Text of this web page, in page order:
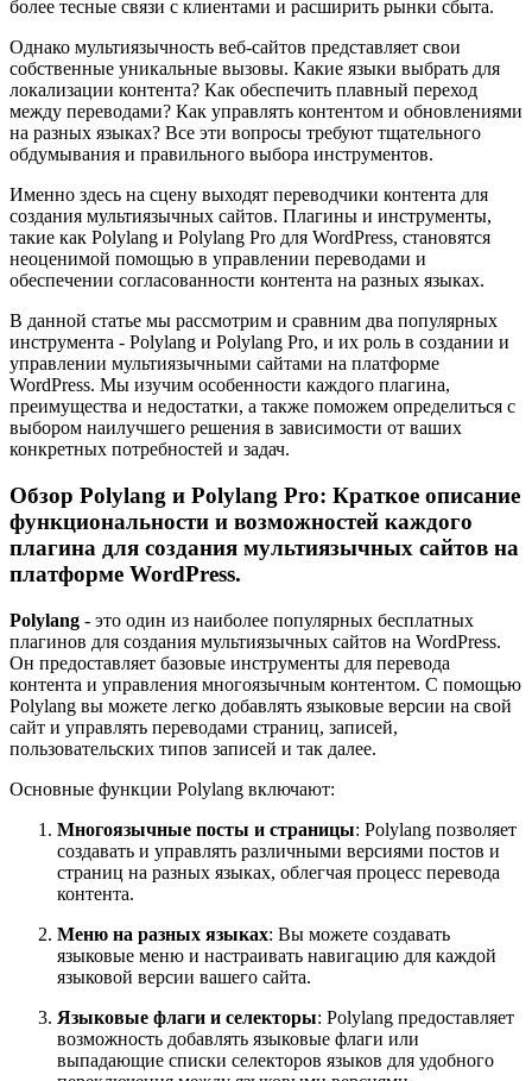
более тесные связи с клиентами и расширить рынки сбыта.
Однако мультиязычность веб-сайтов представляет свои
собственные уникальные вызовы. Какие языки выбрать для
локализации контента? Как обеспечить плавный переход
между переводами? Как управлять контентом и обновлениями
на разных языках? Все эти вопросы требуют тщательного
обдумывания и правильного выбора инструментов.
Именно здесь на сцену выходят переводчики контента для
создания мультиязычных сайтов. Плагины и инструменты,
такие как Polylang и Polylang Pro для WordPress, становятся
неоценимой помощью в управлении переводами и
обеспечении согласованности контента на разных языках.
В данной статье мы рассмотрим и сравним два популярных
инструмента - Polylang и Polylang Pro, и их роль в создании и
управлении мультиязычными сайтами на платформе
WordPress. Мы изучим особенности каждого плагина,
преимущества и недостатки, а также поможем определиться с
выбором наилучшего решения в зависимости от ваших
конкретных потребностей и задач.
Обзор Polylang и Polylang Pro: Краткое описание
функциональности и возможностей каждого
плагина для создания мультиязычных сайтов на
платформе WordPress.
Polylang - это один из наиболее популярных бесплатных
плагинов для создания мультиязычных сайтов на WordPress.
Он предоставляет базовые инструменты для перевода
контента и управления многоязычным контентом. С помощью
Polylang вы можете легко добавлять языковые версии на свой
сайт и управлять переводами страниц, записей,
пользовательских типов записей и так далее.
Основные функции Polylang включают:
Многоязычные посты и страницы: Polylang позволяет
создавать и управлять различными версиями постов и
страниц на разных языках, облегчая процесс перевода
контента.
Меню на разных языках: Вы можете создавать
языковые меню и настраивать навигацию для каждой
языковой версии вашего сайта.
Языковые флаги и селекторы: Polylang предоставляет
возможность добавлять языковые флаги или
выпадающие списки селекторов языков для удобного